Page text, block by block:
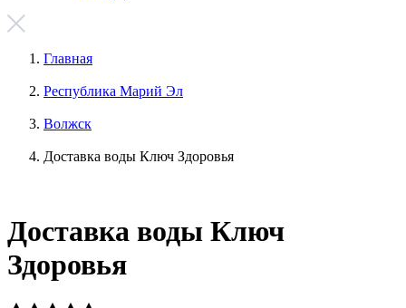
Главная
Республика Марий Эл
Волжск
Доставка воды Ключ Здоровья
Доставка воды Ключ
Здоровья